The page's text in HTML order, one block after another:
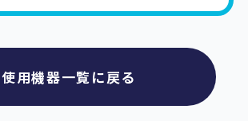
使用機器一覧に戻る